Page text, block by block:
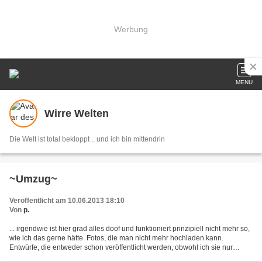
Werbung
MENU
Wirre Welten
Die Welt ist total bekloppt .. und ich bin mittendrin
~Umzug~
Veröffentlicht am 10.06.2013 18:10
Von p.
... irgendwie ist hier grad alles doof und funktioniert prinzipiell nicht mehr so,
wie ich das gerne hätte. Fotos, die man nicht mehr hochladen kann.
Entwürfe, die entweder schon veröffentlicht werden, obwohl ich sie nur